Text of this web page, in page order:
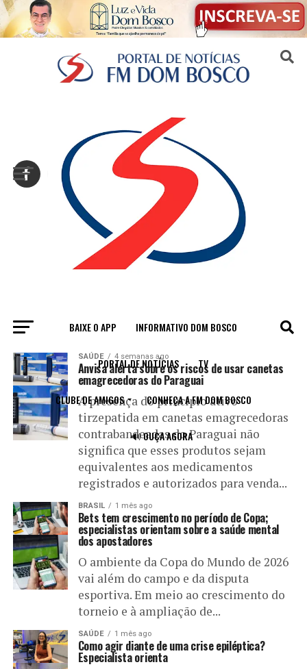
BAIXE O APP INFORMATIVO DOM BOSCO
PORTAL DE NOTÍCIAS TV
CLUBE DE AMIGOS CONHEÇA A FM DOM BOSCO
🔊 OUÇA AGORA
All posts tagged "saúde"
SAÚDE 4 semanas ago
Anvisa alerta sobre os riscos de usar canetas
emagrecedoras do Paraguai
A presença do princípio ativo
tirzepatida em canetas emagrecedoras
contrabandeadas do Paraguai não
significa que esses produtos sejam
equivalentes aos medicamentos
registrados e autorizados para venda...
BRASIL 1 mês ago
Bets tem crescimento no período de Copa;
especialistas orientam sobre a saúde mental
dos apostadores
O ambiente da Copa do Mundo de 2026
vai além do campo e da disputa
esportiva. Em meio ao crescimento do
torneio e à ampliação de...
SAÚDE 1 mês ago
Como agir diante de uma crise epiléptica?
Especialista orienta
Sair da versão mobile